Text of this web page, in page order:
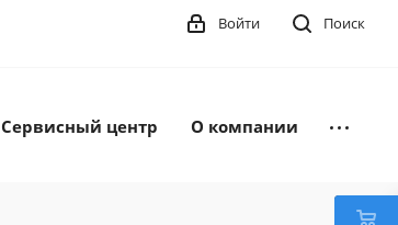
Поиск
Войти
Сервисный центр О компании